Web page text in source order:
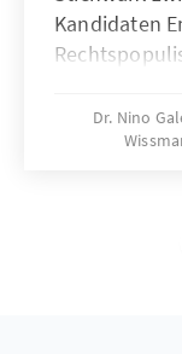
Kandidaten
dem ersten
klar vor
Dr. Nino